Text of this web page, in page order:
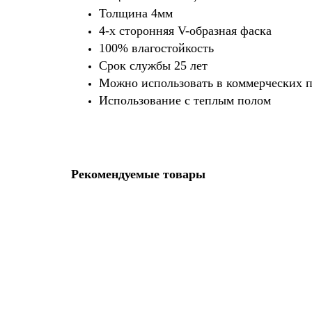
Толщина 4мм
4-х сторонняя V-образная фаска
100% влагостойкость
Срок службы 25 лет
Можно использовать в коммерческих
Использование с теплым полом
Рекомендуемые товары